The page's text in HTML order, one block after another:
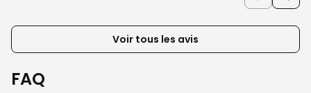
Voir tous les avis
FAQ